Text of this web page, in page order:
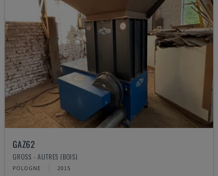
GAZ62
GROSS - AUTRES (BOIS)
POLOGNE 2015